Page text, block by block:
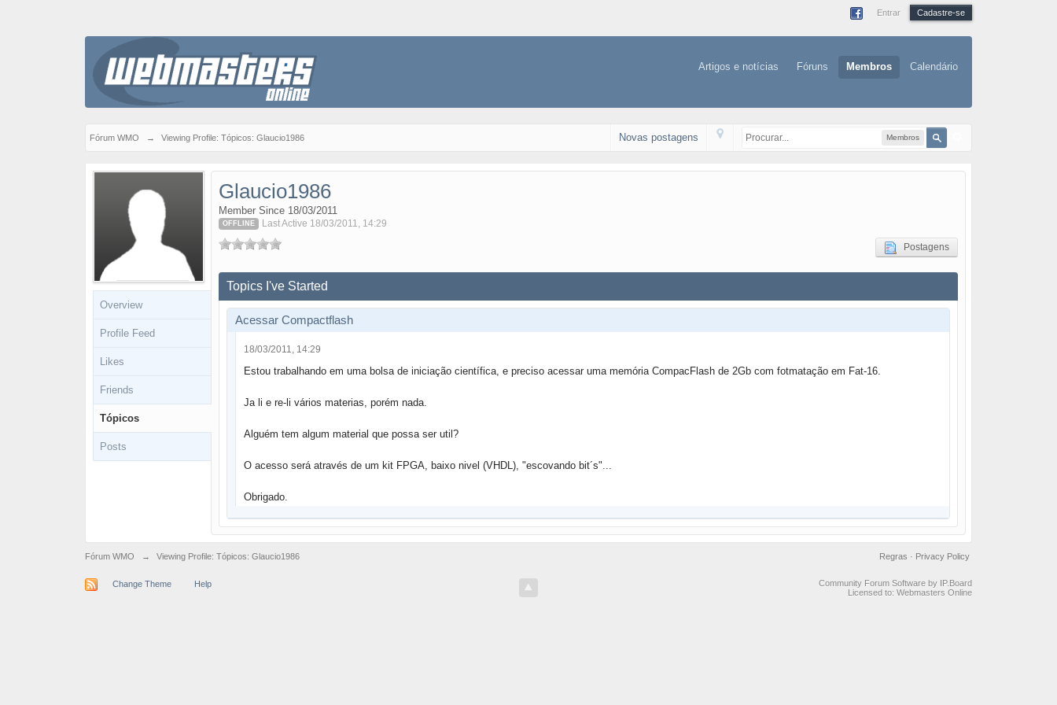
Entrar Cadastre-se
Artigos e notícias Fóruns Membros Calendário
Fórum WMO → Viewing Profile: Tópicos: Glaucio1986 Membros
Novas postagens
Overview
Profile Feed
Likes
Friends
Tópicos
Posts
Glaucio1986
Member Since 18/03/2011
OFFLINE Last Active 18/03/2011, 14:29
Postagens
Topics I've Started
Acessar Compactflash
18/03/2011, 14:29
Estou trabalhando em uma bolsa de iniciação científica, e preciso acessar uma memória CompacFlash de 2Gb com fotmatação em Fat-16.
Ja li e re-li vários materias, porém nada.
Alguém tem algum material que possa ser util?
O acesso será através de um kit FPGA, baixo nivel (VHDL), "escovando bit´s"...
Obrigado.
Fórum WMO → Viewing Profile: Tópicos: Glaucio1986 Privacy Policy
Regras ·
Change Theme Help
Community Forum Software by IP.Board
Licensed to: Webmasters Online